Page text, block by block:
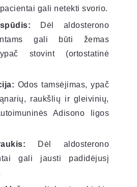
gali netekti svorio.
Dėl aldosterono
gali būti žemas
stovint (ortostatinė
Odos tamsėjimas, ypač
raukšlių ir gleivinių,
Adisono ligos
Dėl aldosterono
gali jausti padidėjusį